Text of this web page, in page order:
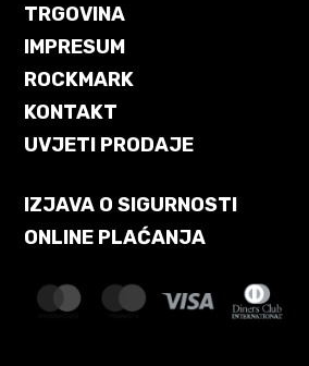
TRGOVINA
IMPRESUM
ROCKMARK
KONTAKT
UVJETI PRODAJE
IZJAVA O SIGURNOSTI
ONLINE PLAĆANJA